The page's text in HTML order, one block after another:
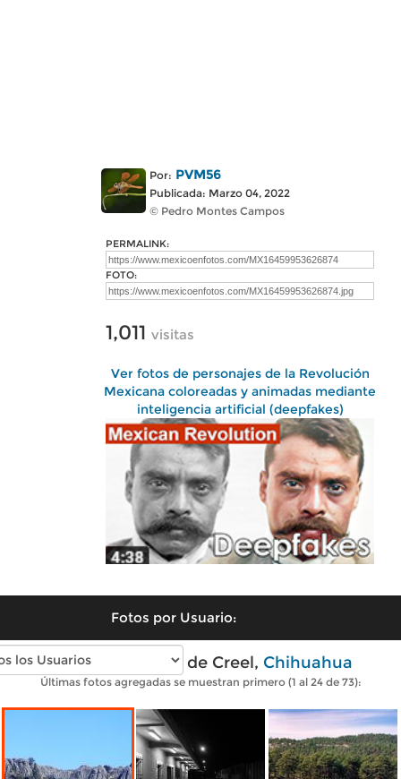
Por: PVM56
Publicada: Marzo 04, 2022
© Pedro Montes Campos
PERMALINK:
FOTO:
1,011 visitas
Ver fotos de personajes de la Revolución
Mexicana coloreadas y animadas mediante
inteligencia artificial (deepfakes)
Fotos por Usuario:
Fotos modernas de Creel, Chihuahua
Últimas fotos agregadas se muestran primero (1 al 24 de 73):